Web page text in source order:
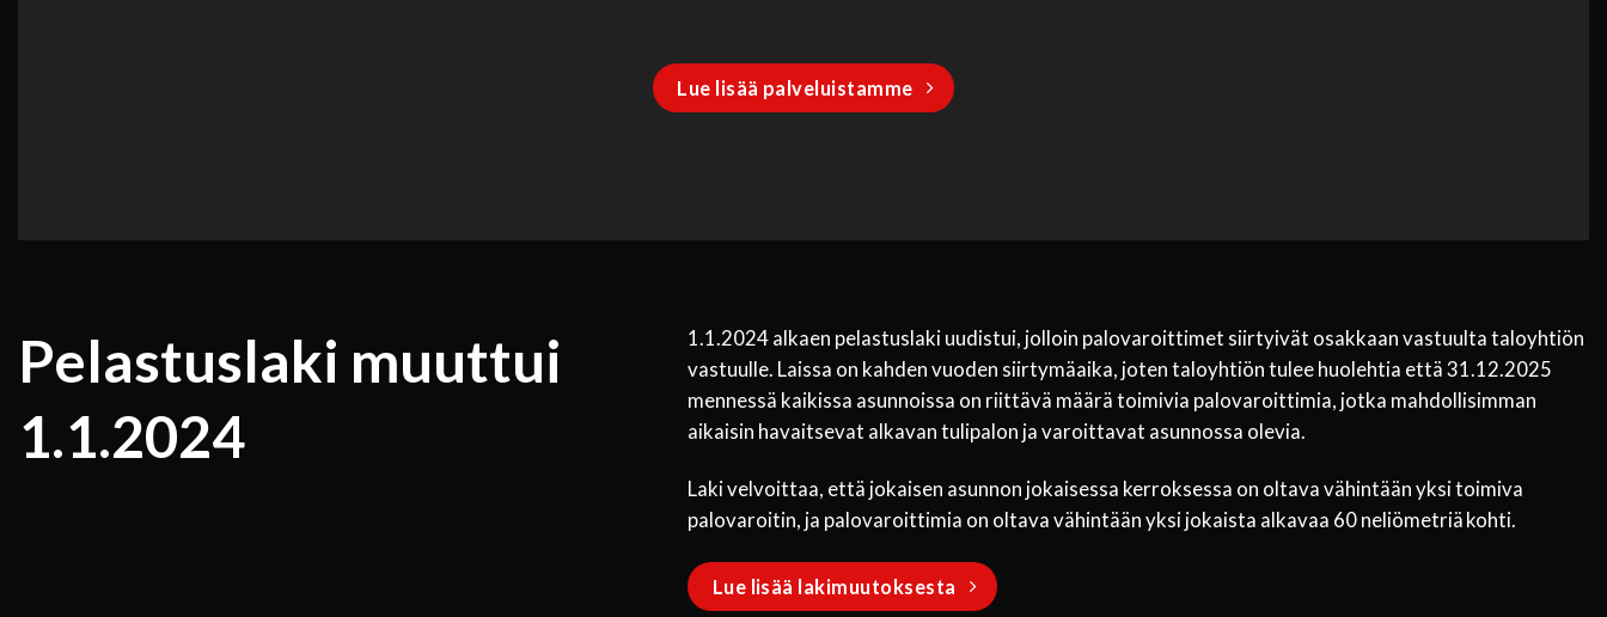
Lue lisää palveluistamme
Pelastuslaki muuttui
1.1.2024
1.1.2024 alkaen pelastuslaki uudistui, jolloin palovaroittimet siirtyivät osakkaan vastuulta taloyhtiön
vastuulle. Laissa on kahden vuoden siirtymäaika, joten taloyhtiön tulee huolehtia että 31.12.2025
mennessä kaikissa asunnoissa on riittävä määrä toimivia palovaroittimia, jotka mahdollisimman
aikaisin havaitsevat alkavan tulipalon ja varoittavat asunnossa olevia.
Laki velvoittaa, että jokaisen asunnon jokaisessa kerroksessa on oltava vähintään yksi toimiva
palovaroitin, ja palovaroittimia on oltava vähintään yksi jokaista alkavaa 60 neliömetriä kohti.
Lue lisää lakimuutoksesta